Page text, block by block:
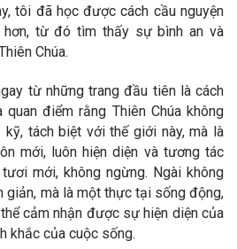
tôi đã học được cách cầu nguyện
hơn, từ đó tìm thấy sự bình an và
Chúa.
từ những trang đầu tiên là cách
điểm rằng Thiên Chúa không
tách biệt với thế giới này, mà là
mới, luôn hiện diện và tương tác
mới, không ngừng. Ngài không
giản, mà là một thực tại sống động,
cảm nhận được sự hiện diện của
khắc của cuộc sống.